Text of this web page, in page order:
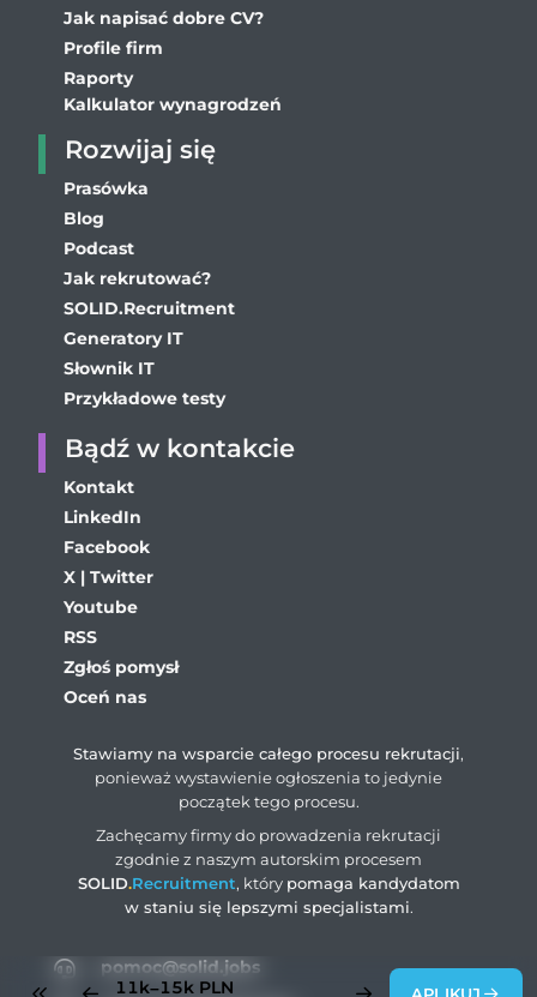
11k–15k PLN
pomoc@solid.jobs
Jak napisać dobre CV?
Profile firm
Raporty
Kalkulator wynagrodzeń
Rozwijaj się
Prasówka
Blog
Podcast
Jak rekrutować?
SOLID.Recruitment
Generatory IT
Słownik IT
Przykładowe testy
Bądź w kontakcie
Kontakt
LinkedIn
Facebook
X | Twitter
Youtube
RSS
Zgłoś pomysł
Oceń nas
Stawiamy na wsparcie całego procesu rekrutacji,
ponieważ wystawienie ogłoszenia to jedynie
początek tego procesu.
Zachęcamy firmy do prowadzenia rekrutacji
zgodnie z naszym autorskim procesem
SOLID.Recruitment, który pomaga kandydatom
w staniu się lepszymi specjalistami.